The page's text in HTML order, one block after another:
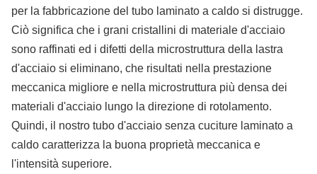
per la fabbricazione del tubo laminato a caldo si distrugge.
Ciò significa che i grani cristallini di materiale d'acciaio
sono raffinati ed i difetti della microstruttura della lastra
d'acciaio si eliminano, che risultati nella prestazione
meccanica migliore e nella microstruttura più densa dei
materiali d'acciaio lungo la direzione di rotolamento.
Quindi, il nostro tubo d'acciaio senza cuciture laminato a
caldo caratterizza la buona proprietà meccanica e
l'intensità superiore.